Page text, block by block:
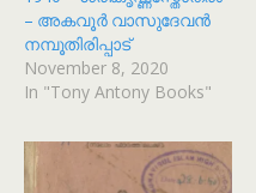
– അകവൂർ വാസുദേവൻ
നമ്പൂതിരിപ്പാട്
November 8, 2020
In "Tony Antony Books"